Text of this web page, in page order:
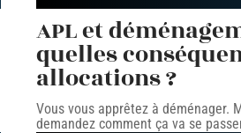
APL et
quelles
allocations ?
Vous vous apprêtez à déménager.
demandez comment ça va se